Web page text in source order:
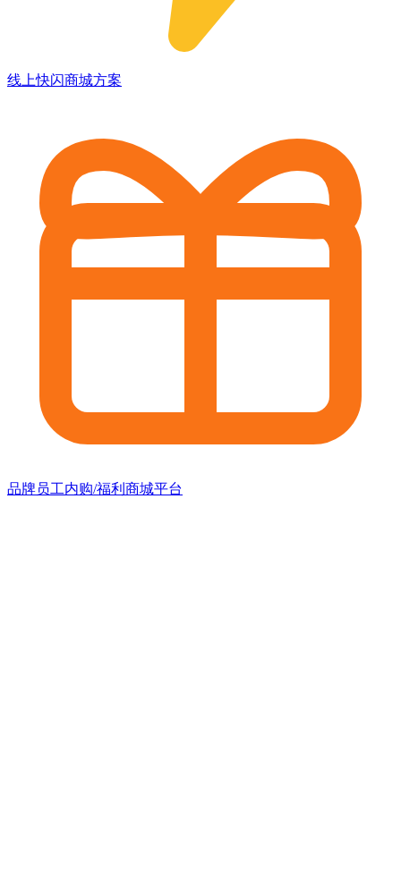
线上快闪商城方案
品牌员工内购/福利商城平台